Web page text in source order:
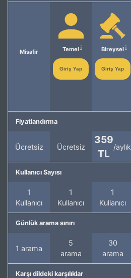
Misafir Temel
Giriş Yap
Bireysel
Giriş Yap
Fiyatlandırma
Ücretsiz Ücretsiz
359
TL
/aylık
Kullanıcı Sayısı
1
Kullanıcı
1
Kullanıcı
1
Kullanıcı
Günlük arama sınırı
1 arama
5
arama
30
arama
Karşı dildeki karşılıklar